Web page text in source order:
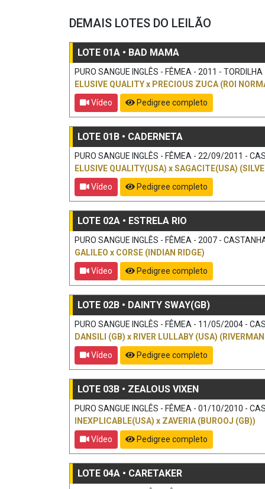
DEMAIS LOTES DO LEILÃO
LOTE 01A • BAD MAMA
PURO SANGUE INGLÊS - FÊMEA - 2011 - TORDILHA
ELUSIVE QUALITYx PRECIOUS ZUCA (ROI
Vídeo
Pedigree completo
LOTE 01B • CADERNETA
PURO SANGUE INGLÊS - FÊMEA - 22/09/2011 -
ELUSIVE QUALITY(USA) xSAGACITE(USA)
Vídeo
Pedigree completo
LOTE 02A • ESTRELA RIO
PURO SANGUE INGLÊS - FÊMEA - 2007 -
GALILEO x CORSE (INDIAN RIDGE)
Vídeo
Pedigree completo
LOTE 02B • DAINTY SWAY(GB)
PURO SANGUE INGLÊS - FÊMEA - 11/05/2004 -
DANSILI (GB) x RIVER LULLABY (USA)
Vídeo
Pedigree completo
LOTE 03B • ZEALOUS VIXEN
PURO SANGUE INGLÊS - FÊMEA - 01/10/2010 -
INEXPLICABLE(USA) x ZAVERIA (BUROOJ (GB))
Vídeo
Pedigree completo
LOTE 04A • CARETAKER